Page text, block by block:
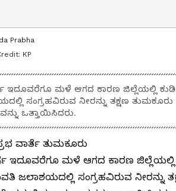
Prabha
KP
ಇದೂವರೆಗೂ ಮಳೆ ಆಗದ ಕಾರಣ ಜಿಲ್ಲೆಯಲ್ಲಿ
ಸಂಗ್ರಹವಿರುವ ನೀರನ್ನು ತಕ್ಷಣ
ಒತ್ತಾಯಿಸಿದರು.
ವಾರ್ತೆ ತುಮಕೂರು
ಇದೂವರೆಗೂ ಮಳೆ ಆಗದ ಕಾರಣ ಜಿಲ್ಲೆಯಲ್ಲಿ
ಜಲಾಶಯದಲ್ಲಿ ಸಂಗ್ರಹವಿರುವ ನೀರನ್ನು